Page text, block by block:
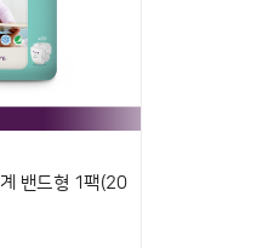
밴드형 1팩(20